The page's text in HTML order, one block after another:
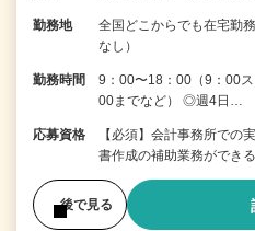
勤務地
全国どこからでも在宅勤
なし）
勤務時間
9：00〜18：00（9：00
00までなど） ◎週4日…
応募資格
【必須】会計事務所での
書作成の補助業務ができ
後で見る